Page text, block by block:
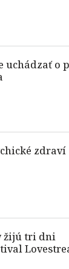
uchádzať o
zdraví
žijú tri dni